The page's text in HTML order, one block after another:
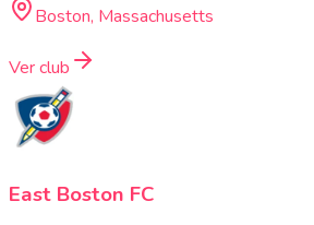
Boston, Massachusetts
Ver club
East Boston FC